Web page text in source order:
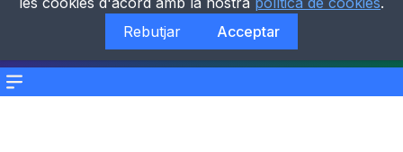
Menu
Rebutjar
Acceptar